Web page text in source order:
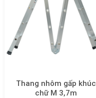
Thang nhôm gấp khúc
chữ M 3,7m